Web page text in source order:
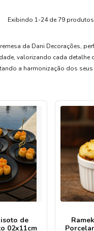
Exibindo 1-24 de 79 produtos
da Dani Decorações,
valorizando cada detalhe
a harmonização dos
de
02x11cm